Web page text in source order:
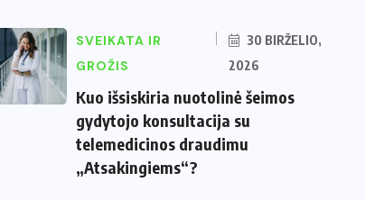
SVEIKATA IR
GROŽIS
30 BIRŽELIO,
2026
Kuo išsiskiria nuotolinė šeimos
gydytojo konsultacija su
telemedicinos draudimu
„Atsakingiems“?